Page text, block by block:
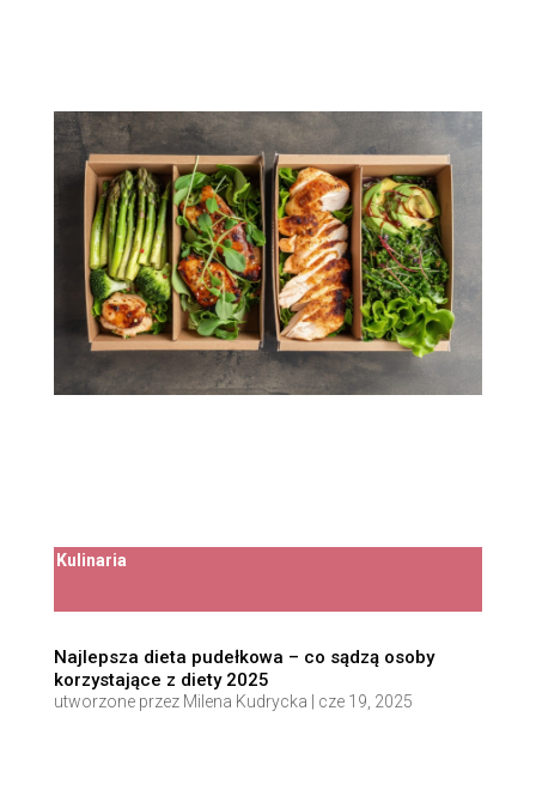
Kulinaria
Najlepsza dieta pudełkowa – co sądzą osoby
korzystające z diety 2025
utworzone przez Milena Kudrycka cze 19, 2025